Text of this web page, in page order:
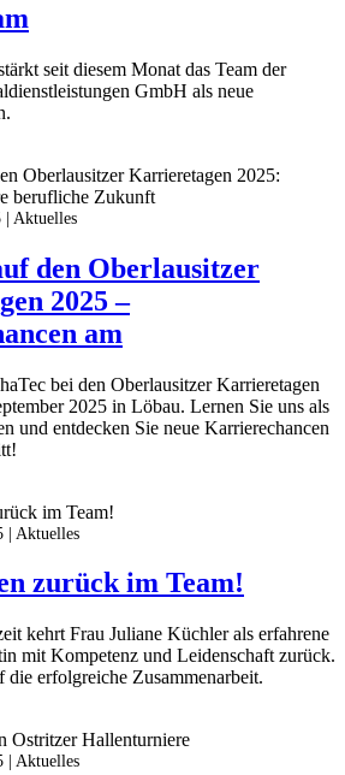
seit diesem Monat das Team der
GmbH als neue
Aktuelles
den Oberlausitzer
2025 –
am
bei den Oberlausitzer Karrieretagen
2025 in Löbau. Lernen Sie uns als
und entdecken Sie neue Karrierechancen
Aktuelles
zurück im Team!
kehrt Frau Juliane Küchler als erfahrene
mit Kompetenz und Leidenschaft zurück.
die erfolgreiche Zusammenarbeit.
Aktuelles